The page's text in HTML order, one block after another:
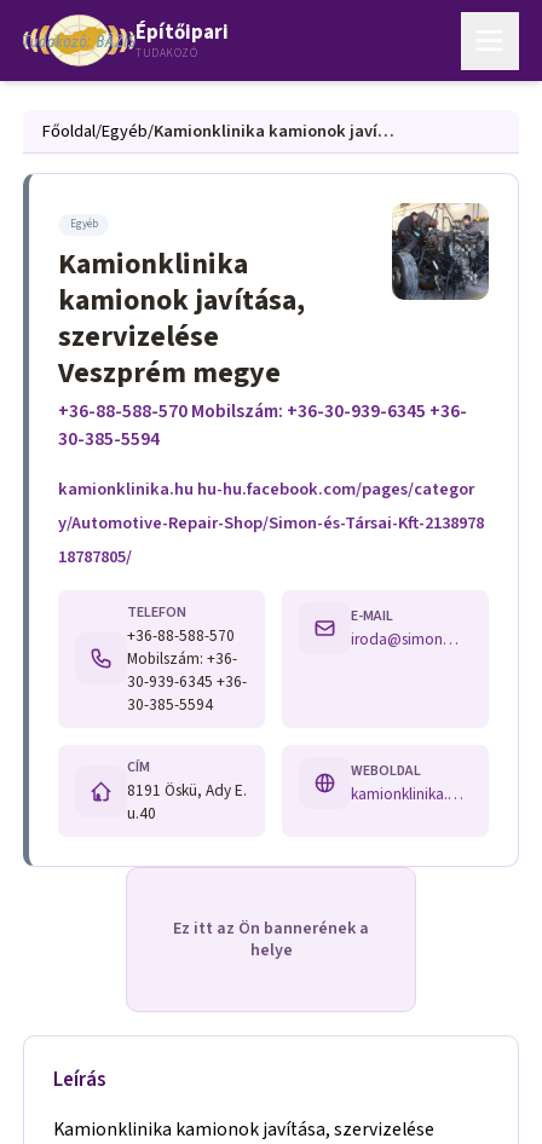
Építőipari
TUDAKOZÓ
Főoldal/Egyéb/ Kamionklinika kamionok javítása, szervizelése Veszprém megye
Egyéb
Kamionklinika
kamionok javítása,
szervizelése
Veszprém megye
+36-88-588-570 Mobilszám: +36-30-939-6345 +36-
30-385-5594
kamionklinika.hu hu-hu.facebook.com/pages/categor
y/Automotive-Repair-Shop/Simon-és-Társai-Kft-2138978
18787805/
TELEFON
+36-88-588-570
Mobilszám: +36-
30-939-6345 +36-
30-385-5594
E-MAIL
iroda@simonman.hu
CÍM
8191 Öskü, Ady E.
u.40
WEBOLDAL
kamionklinika.hu hu-hu.facebook.com/pages/category/Automotive-Repair-Shop/Simon-és-Társai-Kft-213897818787805/
Ez itt az Ön bannerének a
helye
Leírás
Kamionklinika kamionok javítása, szervizelése